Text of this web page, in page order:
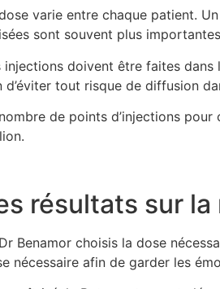
varie entre chaque patient.
sont souvent plus
injections doivent être faites
d’éviter tout risque de diffusion
de points d’injections
résultats sur
Benamor choisis la dose
nécessaire afin de garder les